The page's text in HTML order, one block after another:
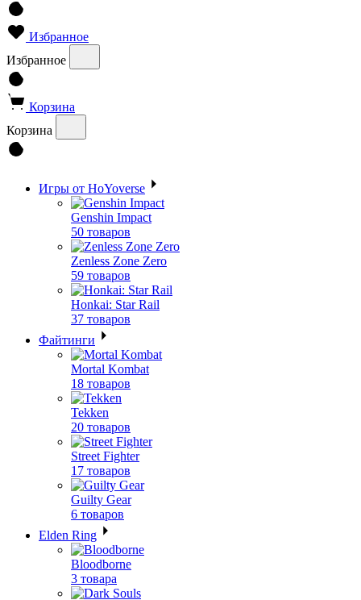
Избранное
Избранное
Корзина
Корзина
Игры от HoYoverse
Genshin Impact
50 товаров
Zenless Zone Zero
59 товаров
Honkai: Star Rail
37 товаров
Файтинги
Mortal Kombat
18 товаров
Tekken
20 товаров
Street Fighter
17 товаров
Guilty Gear
6 товаров
Elden Ring
Bloodborne
3 товара